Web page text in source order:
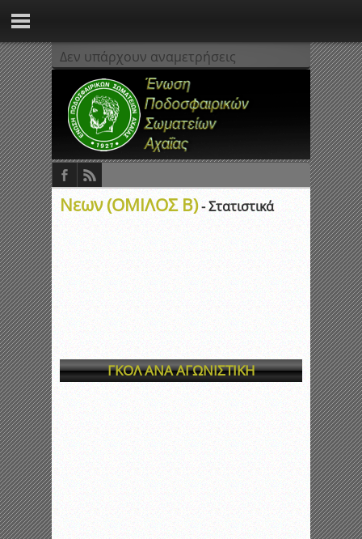
Δεν υπάρχουν αναμετρήσεις
Νεων (ΟΜΙΛΟΣ Β)- Στατιστικά
ΓΚΟΛ ΑΝΑ ΑΓΩΝΙΣΤΙΚΗ